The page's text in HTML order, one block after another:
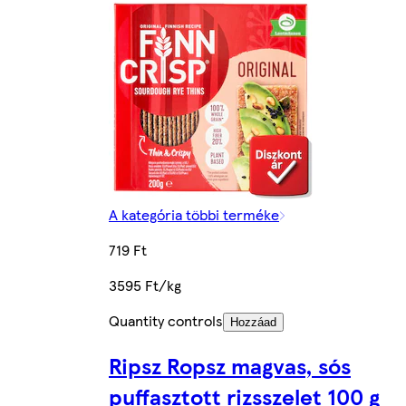
A kategória többi terméke
719 Ft
3595 Ft/kg
Quantity controls
Hozzáad
Ripsz Ropsz magvas, sós
puffasztott rizsszelet 100 g